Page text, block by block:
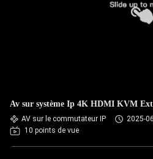
Av sur système Ip 4K HDMI KVM
AV sur le commutateur IP
2025-
10 points de vue